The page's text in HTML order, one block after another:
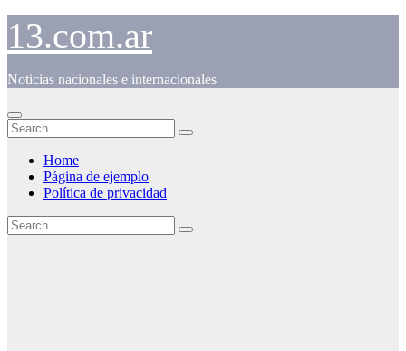
Skip
content
13.com.ar
Noticias nacionales e internacionales
Home
Página de ejemplo
Política de privacidad